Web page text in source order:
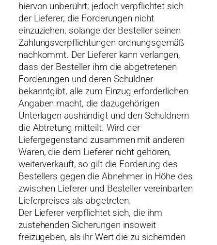
hiervon unberührt; jedoch verpflichtet sich
der Lieferer, die Forderungen nicht
einzuziehen, solange der Besteller seinen
Zahlungsverpflichtungen ordnungsgemäß
nachkommt. Der Lieferer kann verlangen,
dass der Besteller ihm die abgetretenen
Forderungen und deren Schuldner
bekanntgibt, alle zum Einzug erforderlichen
Angaben macht, die dazugehörigen
Unterlagen aushändigt und den Schuldnern
die Abtretung mitteilt. Wird der
Liefergegenstand zusammen mit anderen
Waren, die dem Lieferer nicht gehören,
weiterverkauft, so gilt die Forderung des
Bestellers gegen die Abnehmer in Höhe des
zwischen Lieferer und Besteller vereinbarten
Lieferpreises als abgetreten.
Der Lieferer verpflichtet sich, die ihm
zustehenden Sicherungen insoweit
freizugeben, als ihr Wert die zu sichernden